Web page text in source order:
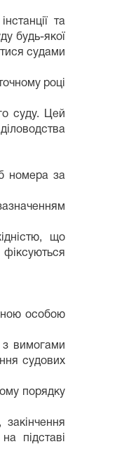
та
будь-якої
судами
році
суду. Цей
номера за
що
особою
з вимогами
судових
порядку
підставі